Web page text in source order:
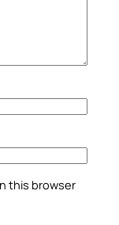
this browser